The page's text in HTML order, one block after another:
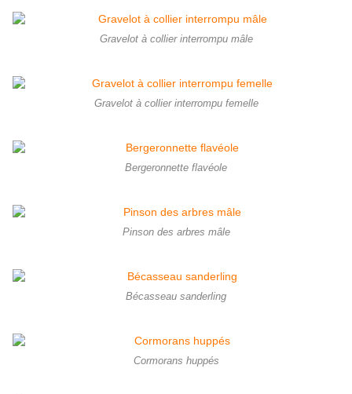
Gravelot à collier interrompu mâle
Gravelot à collier interrompu femelle
Bergeronnette flavéole
Pinson des arbres mâle
Bécasseau sanderling
Cormorans huppés